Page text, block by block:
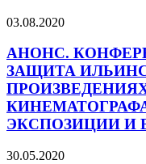
03.08.2020
АНОНС.
ЗАЩИТА
ЭКСПОЗИЦИИ И
30.05.2020